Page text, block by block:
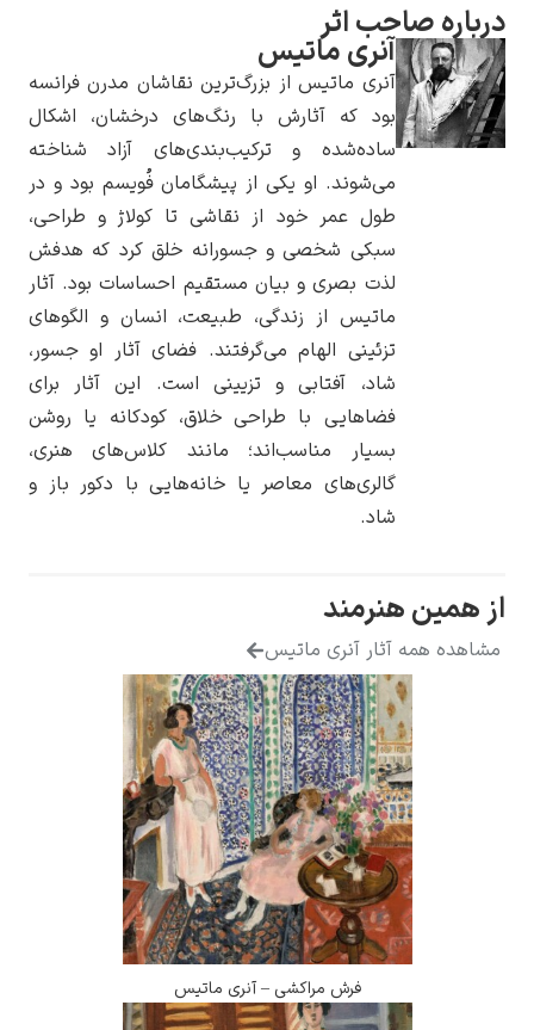
یوهانس فرمیر
پرفروش‌ترین
تابلوها
درباره صاحب اثر
آنری ماتیس
آنری ماتیس از بزرگ‌ترین نقاشان مدرن فرانسه
بود که آثارش با رنگ‌های درخشان، اشکال
ساده‌شده و ترکیب‌بندی‌های آزاد شناخته
می‌شوند. او یکی از پیشگامان فُویسم بود و در
طول عمر خود از نقاشی تا کولاژ و طراحی،
سبکی شخصی و جسورانه خلق کرد که هدفش
لذت بصری و بیان مستقیم احساسات بود. آثار
ماتیس از زندگی، طبیعت، انسان و الگوهای
تزئینی الهام می‌گرفتند. فضای آثار او جسور،
شاد، آفتابی و تزیینی است. این آثار برای
فضاهایی با طراحی خلاق، کودکانه یا روشن
بسیار مناسب‌اند؛ مانند کلاس‌های هنری،
گالری‌های معاصر یا خانه‌هایی با دکور باز و
شاد.
از همین هنرمند
مشاهده همه آثار آنری ماتیس
فرش مراکشی – آنری ماتیس